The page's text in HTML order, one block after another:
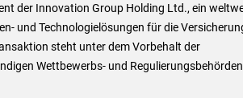
der Innovation Group Holding Ltd., ein
und Technologielösungen für die
steht unter dem Vorbehalt der
Wettbewerbs- und